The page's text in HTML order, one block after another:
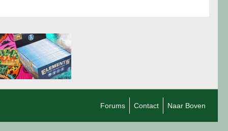
Forums Contact Naar Boven